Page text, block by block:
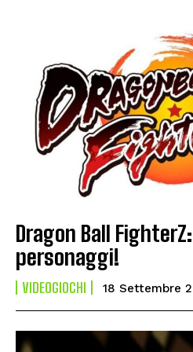
Dragon Ball
personaggi!
VIDEOGIOCHI 18 Settembre